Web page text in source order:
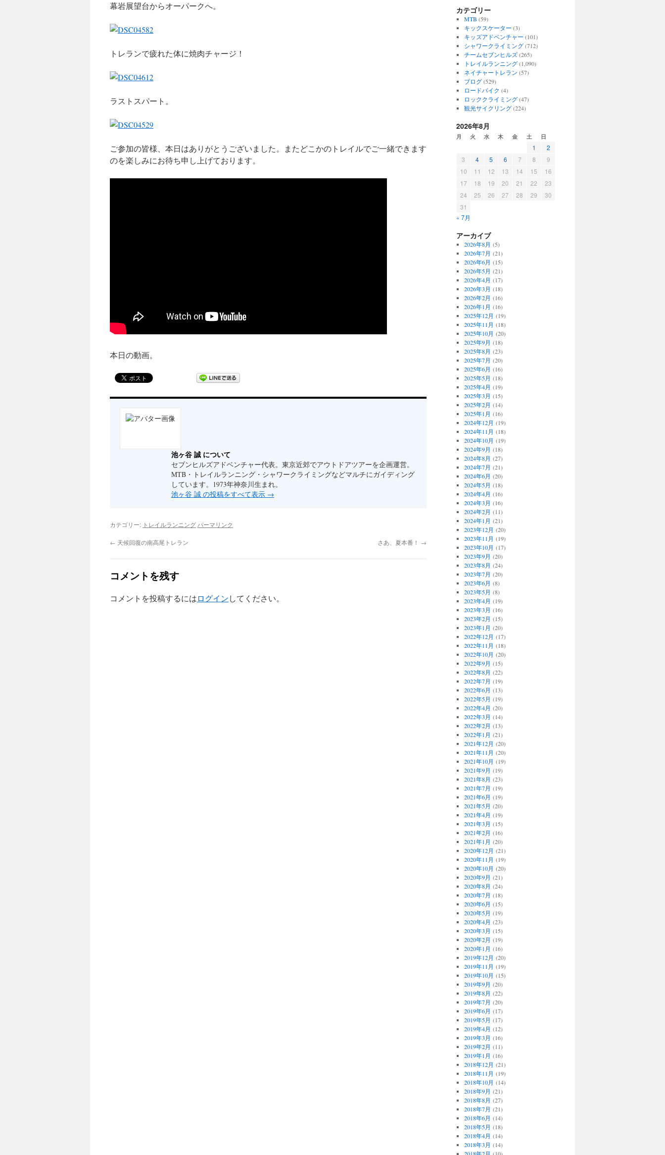
幕岩展望台からオーパークへ。
トレランで疲れた体に焼肉チャージ！
ラストスパート。
ご参加の皆様、本日はありがとうございました。またどこかのトレイルでご一緒できます
のを楽しみにお待ち申し上げております。
本日の動画。
池ヶ谷 誠 について
セブンヒルズアドベンチャー代表。東京近郊でアウトドアツアーを企画運営。
MTB・トレイルランニング・シャワークライミングなどマルチにガイディング
しています。1973年神奈川生まれ。
池ヶ谷 誠 の投稿をすべて表示 →
カテゴリー: トレイルランニング パーマリンク
← 天候回復の南高尾トレラン さあ、夏本番！ →
コメントを残す
コメントを投稿するにはログインしてください。
カテゴリー
MTB (59)
キックスケーター (3)
キッズアドベンチャー (101)
シャワークライミング(712)
チームセブンヒルズ(265)
トレイルランニング(1,090)
ネイチャートレラン (57)
ブログ(529)
ロードバイク (4)
ロッククライミング(47)
観光サイクリング(224)
2026年8月
月 火 水 木 金 土 日
1
2
3
4 5 6 7 8
9
10
11 12 13 14 15
16
17
18 19 20 21 22
23
24
25 26 27 28 29
30
31
« 7月
アーカイブ
2026年8月 (5)
2026年7月 (21)
2026年6月 (15)
2026年5月 (21)
2026年4月 (17)
2026年3月 (18)
2026年2月 (16)
2026年1月 (16)
2025年12月 (19)
2025年11月 (18)
2025年10月 (20)
2025年9月 (18)
2025年8月 (23)
2025年7月 (20)
2025年6月 (16)
2025年5月 (18)
2025年4月 (19)
2025年3月 (15)
2025年2月 (14)
2025年1月 (16)
2024年12月 (19)
2024年11月 (18)
2024年10月 (19)
2024年9月 (18)
2024年8月 (27)
2024年7月 (21)
2024年6月 (20)
2024年5月 (18)
2024年4月 (16)
2024年3月 (16)
2024年2月 (11)
2024年1月 (21)
2023年12月 (20)
2023年11月 (19)
2023年10月 (17)
2023年9月 (20)
2023年8月 (24)
2023年7月 (20)
2023年6月 (8)
2023年5月 (8)
2023年4月 (19)
2023年3月 (16)
2023年2月 (15)
2023年1月 (20)
2022年12月 (17)
2022年11月 (18)
2022年10月 (20)
2022年9月 (15)
2022年8月 (22)
2022年7月 (19)
2022年6月 (13)
2022年5月 (19)
2022年4月 (20)
2022年3月 (14)
2022年2月 (13)
2022年1月 (21)
2021年12月 (20)
2021年11月 (20)
2021年10月 (19)
2021年9月 (19)
2021年8月 (23)
2021年7月 (19)
2021年6月 (19)
2021年5月 (20)
2021年4月 (19)
2021年3月 (15)
2021年2月 (16)
2021年1月 (20)
2020年12月 (21)
2020年11月 (19)
2020年10月 (20)
2020年9月 (21)
2020年8月 (24)
2020年7月 (18)
2020年6月 (15)
2020年5月 (19)
2020年4月 (23)
2020年3月 (15)
2020年2月 (19)
2020年1月 (16)
2019年12月 (20)
2019年11月 (19)
2019年10月 (15)
2019年9月 (20)
2019年8月 (22)
2019年7月 (20)
2019年6月 (17)
2019年5月 (17)
2019年4月 (12)
2019年3月 (16)
2019年2月 (11)
2019年1月 (16)
2018年12月 (21)
2018年11月 (19)
2018年10月 (14)
2018年9月 (21)
2018年8月 (27)
2018年7月 (21)
2018年6月 (14)
2018年5月 (18)
2018年4月 (14)
2018年3月 (14)